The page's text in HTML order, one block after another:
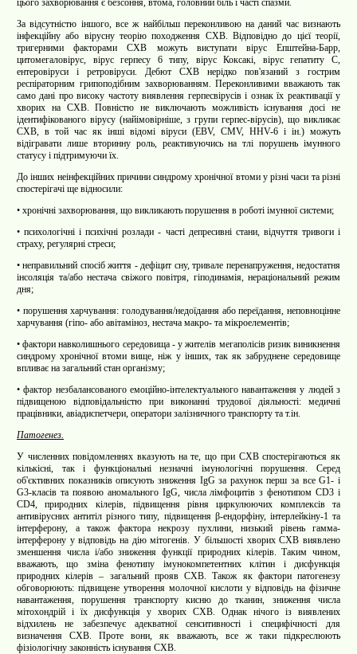
За відсутністю іншого, все ж найбільш переконливою на даний час визнають
інфекційну або вірусну теорію походження СХВ. Відповідно до цієї теорії,
тригерними факторами СХВ можуть виступати вірус Епштейна-Барр,
цитомегаловірус, вірус герпесу 6 типу, вірус Коксакі, вірус гепатиту C,
ентеровіруси і ретровіруси. Дебют СХВ нерідко пов'язаний з гострим
респіраторним грипоподібним захворюванням. Переконливими вважають так
само дані про високу частоту виявлення герпесвірусів і ознак їх реактивації у
хворих на СХВ. Повністю не виключають можливість існування досі не
ідентифікованого вірусу (найімовірніше, з групи герпес-вірусів), що викликає
СХВ, в той час як інші відомі віруси (EBV, CMV, HHV-6 і ін.) можуть
відігравати лише вторинну роль, реактивуючись на тлі порушень імунного
статусу і підтримуючи їх.
До інших неінфекційних причини синдрому хронічної втоми у різні часи та різні
спостерігачі ще відносили:
• хронічні захворювання, що викликають порушення в роботі імунної системи;
• психологічні і психічні розлади - часті депресивні стани, відчуття тривоги і
страху, регулярні стреси;
• неправильний спосіб життя - дефіцит сну, тривале перенапруження, недостатня
інсоляція та/або нестача свіжого повітря, гіподинамія, нераціональний режим
дня;
• порушення харчування: голодування/недоїдання або переїдання, неповноцінне
харчування (гіпо- або авітаміноз, нестача макро- та мікроелементів;
• фактори навколишнього середовища - у жителів мегаполісів ризик виникнення
синдрому хронічної втоми вище, ніж у інших, так як забруднене середовище
впливає на загальний стан організму;
• фактор незбалансованого емоційно-інтелектуального навантаження у людей з
підвищеною відповідальністю при виконанні трудової діяльності: медичні
працівники, авіадиспетчери, оператори залізничного транспорту та т.ін.
Патогенез.
У численних повідомленнях вказують на те, що при СХВ спостерігаються як
кількісні, так і функціональні незначні імунологічні порушення. Серед
об'єктивних показників описують зниження IgG за рахунок перш за все G1- і
G3-класів та появою аномального IgG, числа лімфоцитів з фенотипом CD3 і
CD4, природних кілерів, підвищення рівня циркулюючих комплексів та
антивірусних антитіл різного типу, підвищення β-ендорфіну, інтерлейкіну-1 та
інтерферону, а також фактора некрозу пухлини, низький рівень гамма-
інтерферону у відповідь на дію мітогенів. У більшості хворих СХВ виявлено
зменшення числа і/або зниження функції природних кілерів. Таким чином,
вважають, що зміна фенотипу імунокомпетентних клітин і дисфункція
природних кілерів – загальний прояв СХВ. Також як фактори патогенезу
обговорюють: підвищене утворення молочної кислоти у відповідь на фізичне
навантаження, порушення транспорту кисню до тканин, зниження числа
мітохондрій і їх дисфункція у хворих СХВ. Однак нічого із виявлених
відхилень не забезпечує адекватної сенситивності і специфічності для
визначення СХВ. Проте вони, як вважають, все ж таки підкреслюють
фізіологічну законність існування СХВ.